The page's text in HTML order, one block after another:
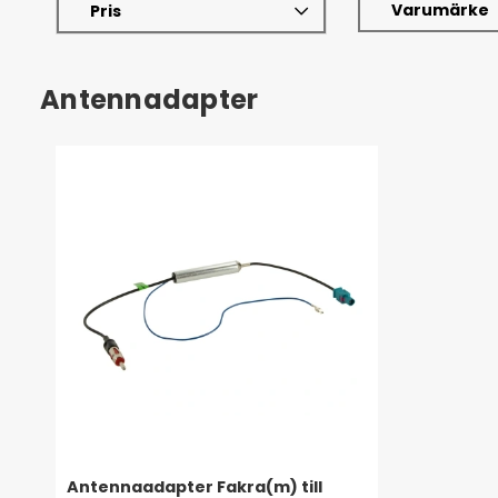
Pris Varumärke
Antennadapter
Antennaadapter Fakra(m) till